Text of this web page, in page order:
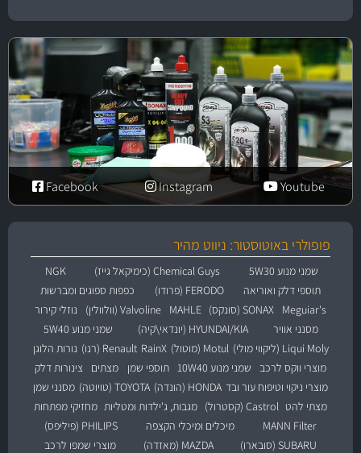
Youtube
Instagram
Facebook
פופולרי באוטוסטור: ניווט מהיר
שמני מנוע 5W30 Chemical Guys (כימיקאל גייז)
NGK
תוספי דלק ואוריאה
FERODO (פרודו)
כפפות ספוגים ומברשות
Meguiar's
SONAX (סונקס) MAHLE Valvoline (וולוולין)
נוזלי קירור
מסנני אוויר
HYUNDAI/KIA (יונדאי\קיה)
שמני מנוע 5W40
Liqui Moly (ליקווי מולי)
Motul (מוטול) RainX Renault (רנו)
נורות הלוגן
מוצרי ווקס לרכב
שמני מנוע 10W40 תוספי שמן מצתים
צינורות דלק
מוצרי ניקוי וטיפוח עור ובד HONDA (הונדה) TOYOTA (טויוטה)
מסנני שמן
מצתי להט Castrol (קסטרול) מגבות, ג'ילדות ומטליות מחזיקי מפתחות
MANN Filter
מיכלים ומיכלי הקצפה
PHILIPS (פיליפס)
SUBARU (סובארו)
MAZDA (מאזדה)
מוצרי שמפו לרכב